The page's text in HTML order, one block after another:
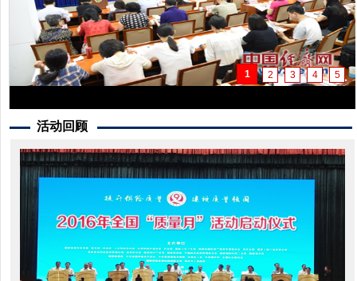
1 2 3 4 5
活动回顾